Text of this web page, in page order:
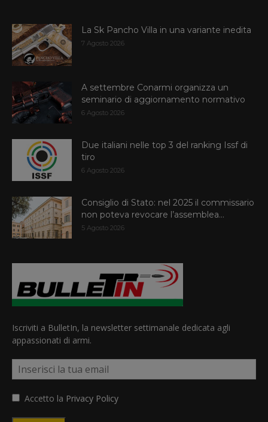
La Sk Pancho Villa in una variante inedita
7 Agosto 2026
A settembre Conarmi organizza un
seminario di aggiornamento normativo
6 Agosto 2026
Due italiani nelle top 3 del ranking Issf di
tiro
6 Agosto 2026
Consiglio di Stato: nel 2025 il commissario
non poteva revocare l’assemblea...
5 Agosto 2026
Iscriviti a BulletIn, la newsletter settimanale dedicata agli
appassionati di armi.
Accetto la Privacy Policy